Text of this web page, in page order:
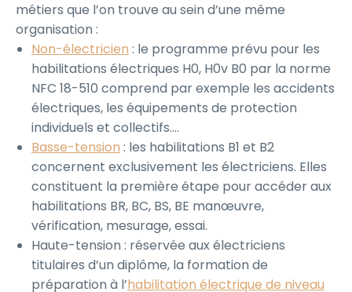
métiers que l’on trouve au sein d’une même
organisation :
Non-électricien : le programme prévu pour les
habilitations électriques H0, H0v B0 par la norme
NFC 18-510 comprend par exemple les accidents
électriques, les équipements de protection
individuels et collectifs….
Basse-tension : les habilitations B1 et B2
concernent exclusivement les électriciens. Elles
constituent la première étape pour accéder aux
habilitations BR, BC, BS, BE manœuvre,
vérification, mesurage, essai.
Haute-tension : réservée aux électriciens
titulaires d’un diplôme, la formation de
préparation à l’habilitation électrique de niveau